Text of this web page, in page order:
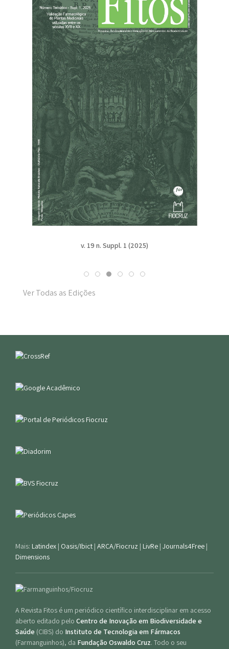
v. 19 n. Suppl. 1 (2025)
Ver Todas as Edições
Mais: Latindex | Oasis/Ibict | ARCA/Fiocruz | LivRe | Journals4Free |
Dimensions
A Revista Fitos é um periódico científico interdisciplinar em acesso
aberto editado pelo Centro de Inovação em Biodiversidade e
Saúde (CIBS) do Instituto de Tecnologia em Fármacos
(Farmanguinhos), da Fundação Oswaldo Cruz. Todo o seu